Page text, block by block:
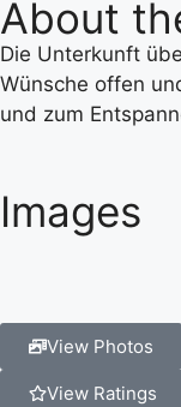
About
Die Unterkunft
Wünsche offen
und zum
Images
View Photos
View Ratings